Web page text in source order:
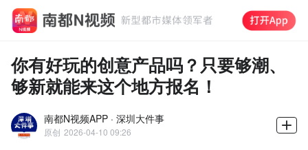
你有好玩的创意产品吗？只要够潮、
够新就能来这个地方报名！
南都N视频APP · 深圳大件事
原创 2026-04-10 09:26